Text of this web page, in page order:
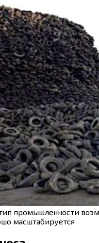
тип промышленности
масштабируется